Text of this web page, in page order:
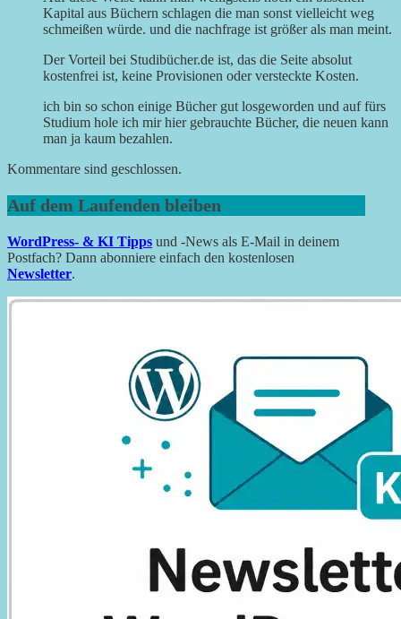
Kapital aus Büchern schlagen die man sonst vielleicht weg
schmeißen würde. und die nachfrage ist größer als man meint.
Der Vorteil bei Studibücher.de ist, das die Seite absolut
kostenfrei ist, keine Provisionen oder versteckte Kosten.
ich bin so schon einige Bücher gut losgeworden und auf fürs
Studium hole ich mir hier gebrauchte Bücher, die neuen kann
man ja kaum bezahlen.
Kommentare sind geschlossen.
Auf dem Laufenden bleiben
WordPress- & KI Tipps und -News als E-Mail in deinem
Postfach? Dann abonniere einfach den kostenlosen
Newsletter.